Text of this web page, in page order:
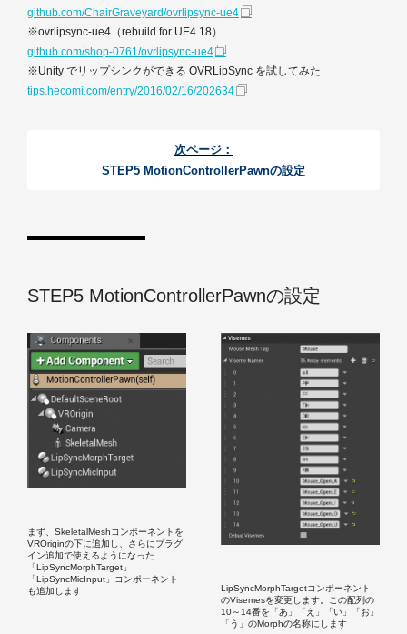
github.com/ChairGraveyard/ovrlipsync-ue4
※ovrlipsync-ue4（rebuild for UE4.18）
github.com/shop-0761/ovrlipsync-ue4
※Unity でリップシンクができる OVRLipSync を試してみた
tips.hecomi.com/entry/2016/02/16/202634
次ページ：
STEP5 MotionControllerPawnの設定
STEP5 MotionControllerPawnの設定
まず、SkeletalMeshコンポーネントを
VROriginの下に追加し、さらにプラグ
イン追加で使えるようになった
「LipSyncMorphTarget」
「LipSyncMicInput」コンポーネント
も追加します
LipSyncMorphTargetコンポーネント
のVisemesを変更します。この配列の
10～14番を「あ」「え」「い」「お」
「う」のMorphの名称にします